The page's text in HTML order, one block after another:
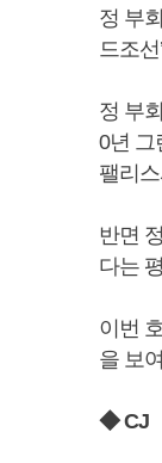
정 부
드조
정 부
0년 그
팰리
반면
다는
이번
을 보
◆ CJ